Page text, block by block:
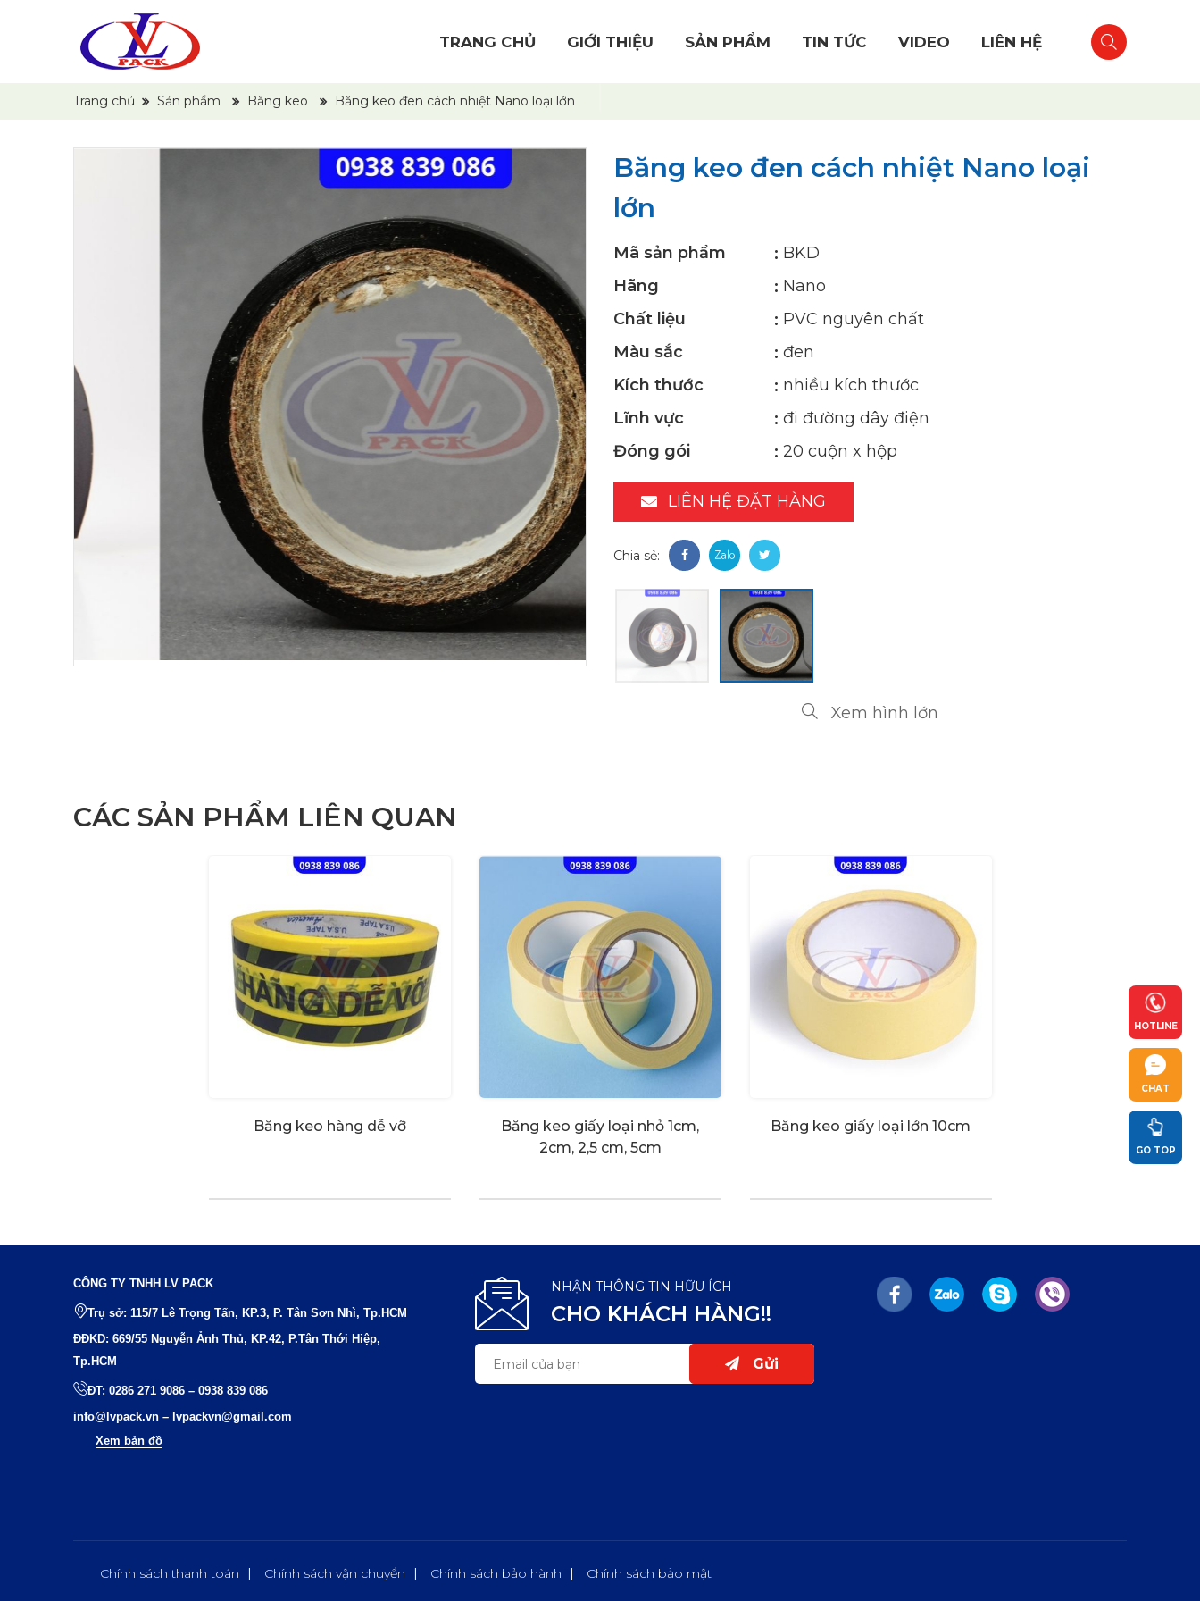
TRANG CHỦ GIỚI THIỆU SẢN PHẨM TIN TỨC VIDEO LIÊN HỆ
Trang chủ Sản phẩm Băng keo Băng keo đen cách nhiệt Nano loại lớn
Băng keo đen cách nhiệt Nano loại
lớn
Mã sản phẩm
BKD
Hãng
Nano
Chất liệu
PVC nguyên chất
Màu sắc
đen
Kích thước
nhiều kích thước
Lĩnh vực
đi đường dây điện
Đóng gói
20 cuộn x hộp
LIÊN HỆ ĐẶT HÀNG
Chia sẻ:
Xem hình lớn
CÁC SẢN PHẨM LIÊN QUAN
Băng keo hàng dễ vỡ
Băng keo giấy loại nhỏ 1cm,
2cm, 2,5 cm, 5cm
Băng keo giấy loại lớn 10cm
CÔNG TY TNHH LV PACK
Trụ sở: 115/7 Lê Trọng Tấn, KP.3, P. Tân Sơn Nhì, Tp.HCM
ĐĐKD: 669/55 Nguyễn Ảnh Thủ, KP.42, P.Tân Thới Hiệp,
Tp.HCM
ĐT: 0286 271 9086 – 0938 839 086
info@lvpack.vn – lvpackvn@gmail.com
Xem bản đồ
NHẬN THÔNG TIN HỮU ÍCH
CHO KHÁCH HÀNG!!
Gửi
Chính sách thanh toán Chính sách vận chuyển Chính sách bảo hành Chính sách bảo mật
HOTLINE
CHAT
GO TOP